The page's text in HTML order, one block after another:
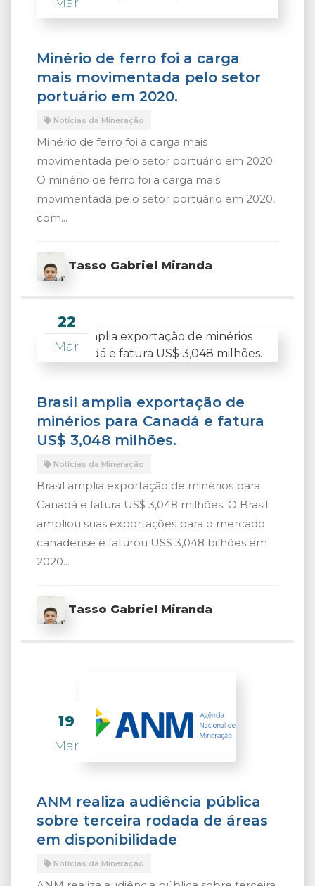
Minério de ferro foi a carga
mais movimentada pelo setor
portuário em 2020.
Notícias da Mineração
Minério de ferro foi a carga mais
movimentada pelo setor portuário em 2020.
O minério de ferro foi a carga mais
movimentada pelo setor portuário em 2020,
com...
Tasso Gabriel Miranda
22
Mar
Brasil amplia exportação de
minérios para Canadá e fatura
US$ 3,048 milhões.
Notícias da Mineração
Brasil amplia exportação de minérios para
Canadá e fatura US$ 3,048 milhões. O Brasil
ampliou suas exportações para o mercado
canadense e faturou US$ 3,048 bilhões em
2020...
Tasso Gabriel Miranda
19
Mar
ANM realiza audiência pública
sobre terceira rodada de áreas
em disponibilidade
Notícias da Mineração